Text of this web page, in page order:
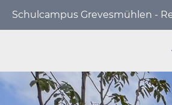
Schulcampus Grevesmühlen -